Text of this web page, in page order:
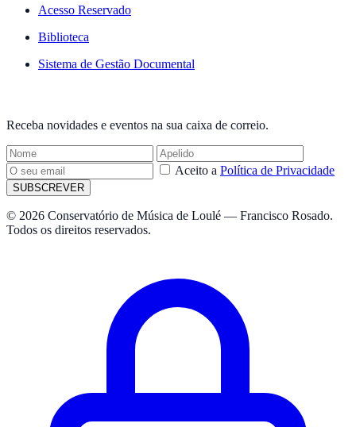
Acesso Reservado
Biblioteca
Sistema de Gestão Documental
Receba novidades e eventos na sua caixa de correio.
Aceito a Política de Privacidade
SUBSCREVER
© 2026 Conservatório de Música de Loulé — Francisco Rosado.
Todos os direitos reservados.